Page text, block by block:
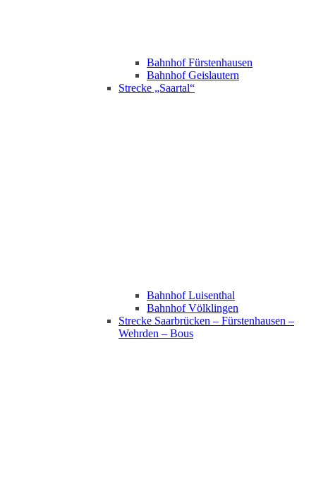
Bahnhof Fürstenhausen
Bahnhof Geislautern
Strecke „Saartal“
Bahnhof Luisenthal
Bahnhof Völklingen
Strecke Saarbrücken – Fürstenhausen –
Wehrden – Bous